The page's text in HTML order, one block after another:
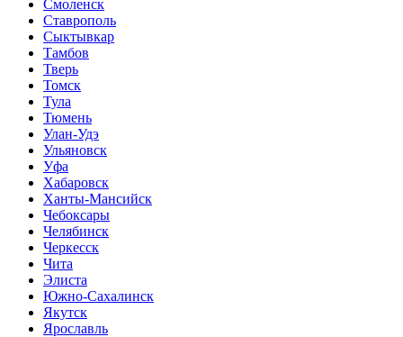
Смоленск
Ставрополь
Сыктывкар
Тамбов
Тверь
Томск
Тула
Тюмень
Улан-Удэ
Ульяновск
Уфа
Хабаровск
Ханты-Мансийск
Чебоксары
Челябинск
Черкесск
Чита
Элиста
Южно-Сахалинск
Якутск
Ярославль